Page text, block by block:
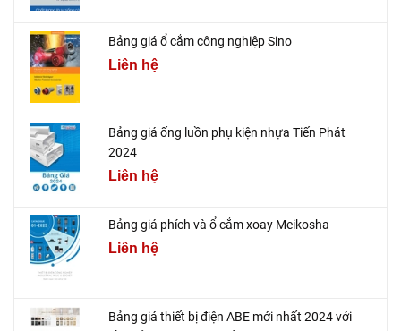
Bảng giá ổ cắm công nghiệp Sino
Liên hệ
Bảng giá ống luồn phụ kiện nhựa Tiến Phát
2024
Liên hệ
Bảng giá phích và ổ cắm xoay Meikosha
Liên hệ
Bảng giá thiết bị điện ABE mới nhất 2024 với